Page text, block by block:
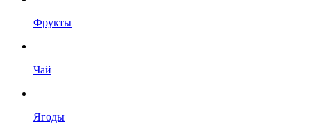
Фрукты
Чай
Ягоды